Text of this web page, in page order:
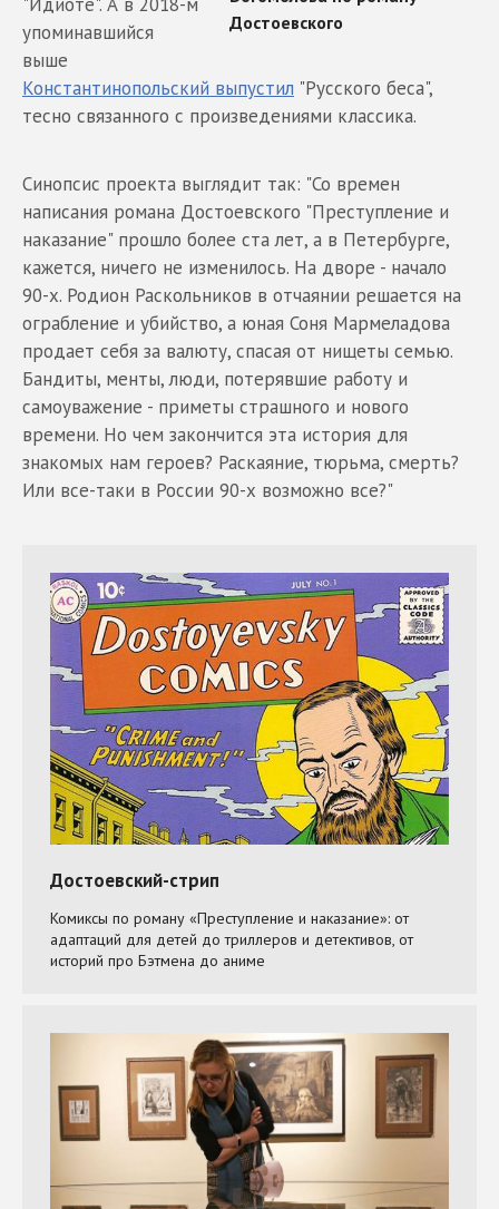
упоминавшийся
выше
Константинопольский выпустил "Русского беса",
тесно связанного с произведениями классика.
Синопсис проекта выглядит так: "Со времен
написания романа Достоевского "Преступление и
наказание" прошло более ста лет, а в Петербурге,
кажется, ничего не изменилось. На дворе - начало
90-х. Родион Раскольников в отчаянии решается на
ограбление и убийство, а юная Соня Мармеладова
продает себя за валюту, спасая от нищеты семью.
Бандиты, менты, люди, потерявшие работу и
самоуважение - приметы страшного и нового
времени. Но чем закончится эта история для
знакомых нам героев? Раскаяние, тюрьма, смерть?
Или все-таки в России 90-х возможно все?"